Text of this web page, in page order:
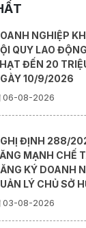
NGHIỆP
QUY LAO
ĐẾN 20
10/9/2026
06-08-2026
ĐỊNH 288/
MẠNH CHẾ
KÝ DOANH
LÝ CHỦ SỞ
03-08-2026